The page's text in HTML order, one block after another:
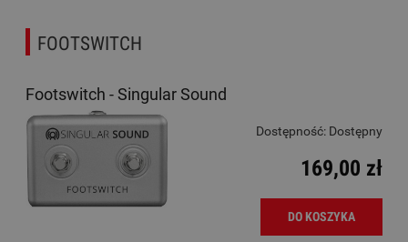
FOOTSWITCH
Footswitch - Singular Sound
Dostępność: Dostępny
169,00 zł
DO KOSZYKA